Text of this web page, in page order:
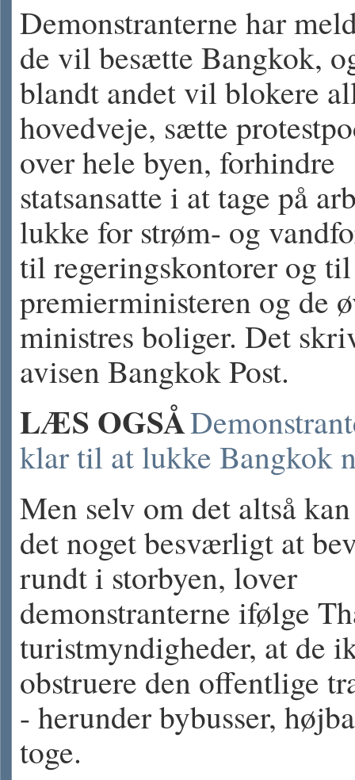
Demonstranterne har
de vil besætte Bangkok,
blandt andet vil blokere
hovedveje, sætte
over hele byen, forhindre
statsansatte i at tage på
lukke for strøm- og
til regeringskontorer og til
premierministeren og de
ministres boliger. Det
avisen Bangkok Post.
LÆS OGSÅ
klar til at lukke Bangkok
Men selv om det altså
det noget besværligt at
rundt i storbyen, lover
demonstranterne ifølge
turistmyndigheder, at de
obstruere den offentlige
- herunder bybusser,
toge.